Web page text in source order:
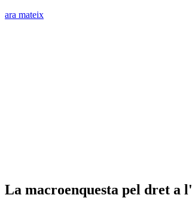
ara mateix
La macroenquesta pel dret a